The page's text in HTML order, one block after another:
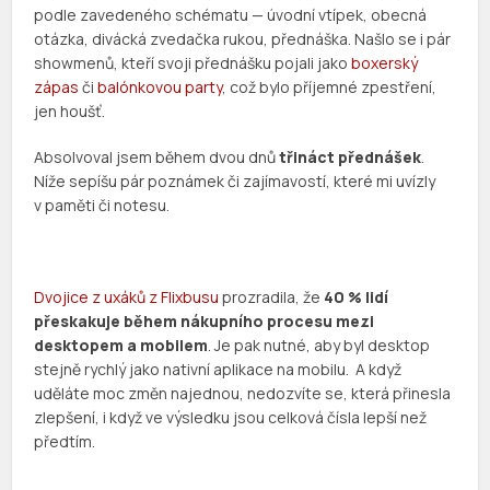
podle zavedeného schématu — úvodní vtípek, obecná
otázka, divácká zvedačka rukou, přednáška. Našlo se i pár
showmenů, kteří svoji přednášku pojali jakoboxerský
zápas čibalónkovou party, což bylo příjemné zpestření,
jen houšť.
Absolvoval jsem během dvou dnůtřináct přednášek.
Níže sepíšu pár poznámek či zajímavostí, které mi uvízly
v paměti či notesu.
Dvojice z uxáků z Flixbusu prozradila, že 40 % lidí
přeskakuje během nákupního procesu mezi
desktopem a mobilem. Je pak nutné, aby byl desktop
stejně rychlý jako nativní aplikace na mobilu. A když
uděláte moc změn najednou, nedozvíte se, která přinesla
zlepšení, i když ve výsledku jsou celková čísla lepší než
předtím.